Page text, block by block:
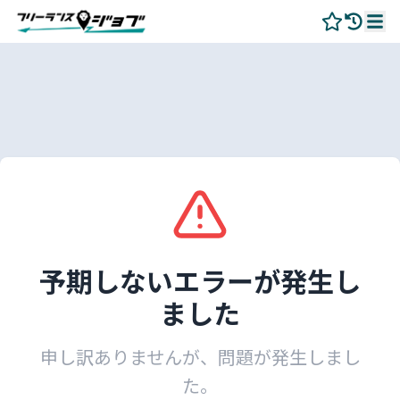
予期しないエラーが発生し
ました
申し訳ありませんが、問題が発生しまし
た。